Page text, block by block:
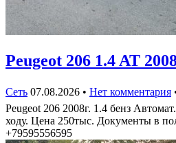
Peugeot 206 1.4 AT
Сеть 07.08.2026 • Нет комментария
Peugeot 206 2008г. 1.4 бенз
ходу. Цена 250тыс. Документы в
+79595556595